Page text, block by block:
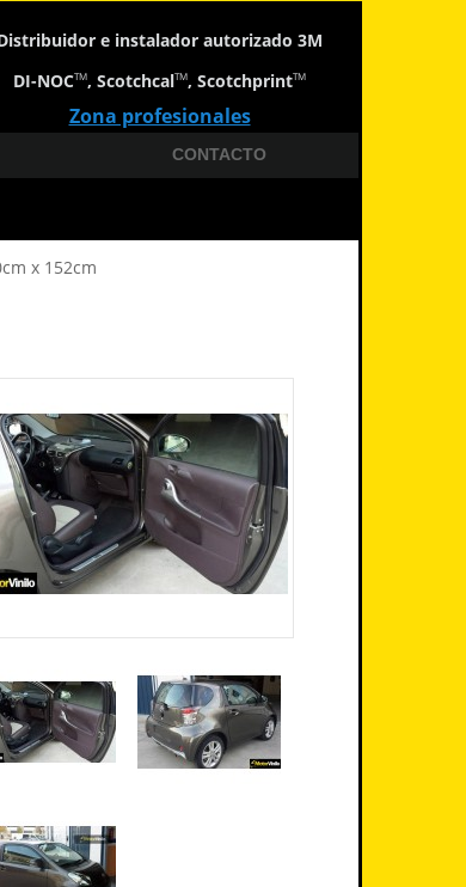
e instalador autorizado 3M
DI-NOCTM, ScotchcalTM, ScotchprintTM
Zona profesionales
CONTACTO
x 152cm